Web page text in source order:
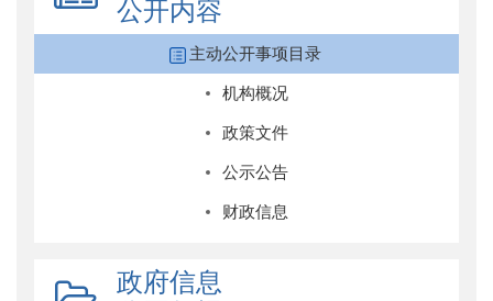
公开内容
主动公开事项目录
机构概况
政策文件
公示公告
财政信息
政府信息